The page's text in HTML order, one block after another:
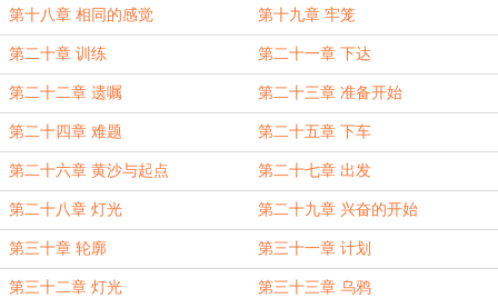
第十八章 相同的感觉 第十九章 牢笼
第二十章 训练 第二十一章 下达
第二十二章 遗嘱 第二十三章 准备开始
第二十四章 难题 第二十五章 下车
第二十六章 黄沙与起点 第二十七章 出发
第二十八章 灯光 第二十九章 兴奋的开始
第三十章 轮廓 第三十一章 计划
第三十二章 灯光 第三十三章 乌鸦